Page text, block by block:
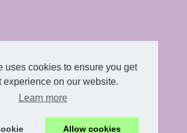
uses cookies to ensure you get
experience on our website.
Learn more
Allow cookies